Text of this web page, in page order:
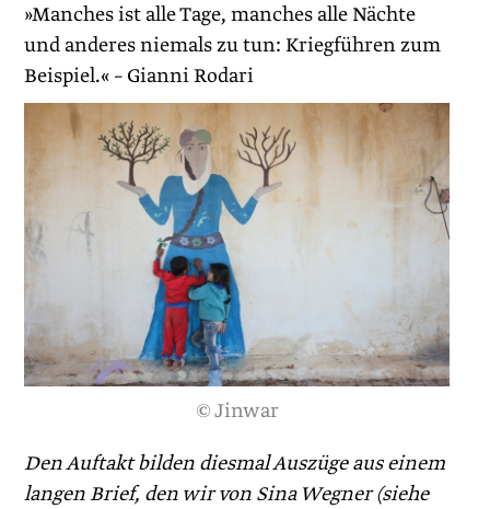
»Manches ist alle Tage, manches alle Nächte
und anderes niemals zu tun: Kriegführen zum
Beispiel.« – Gianni Rodari
© Jinwar
Den Auftakt bilden diesmal Auszüge aus einem
langen Brief, den wir von Sina Wegner (siehe